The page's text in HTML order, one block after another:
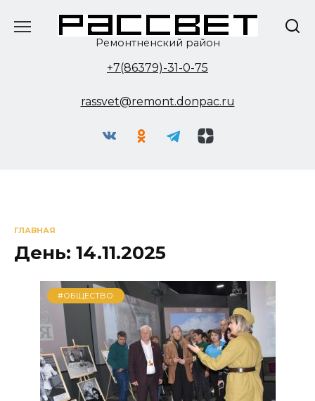
Ремонтненский район
+7(86379)-31-0-75
rassvet@remont.donpac.ru
ГЛАВНАЯ
День: 14.11.2025
#ОБЩЕСТВО